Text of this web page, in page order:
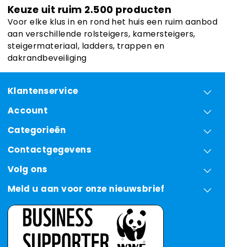
Keuze uit ruim 2.500 producten
Voor elke klus in en rond het huis een ruim aanbod
aan verschillende rolsteigers, kamersteigers,
steigermateriaal, ladders, trappen en
dakrandbeveiliging
Klantenservice
Account
Categorieën
Contactgegevens
Volg ons
Meld u aan voor onze nieuwsbrief